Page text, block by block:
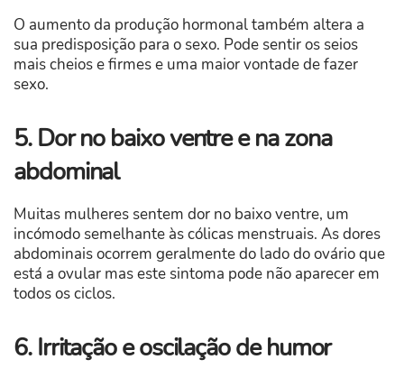
O aumento da produção hormonal também altera a
sua predisposição para o sexo. Pode sentir os seios
mais cheios e firmes e uma maior vontade de fazer
sexo.
5. Dor no baixo ventre e na zona
abdominal
Muitas mulheres sentem dor no baixo ventre, um
incómodo semelhante às cólicas menstruais. As dores
abdominais ocorrem geralmente do lado do ovário que
está a ovular mas este sintoma pode não aparecer em
todos os ciclos.
6. Irritação e oscilação de humor